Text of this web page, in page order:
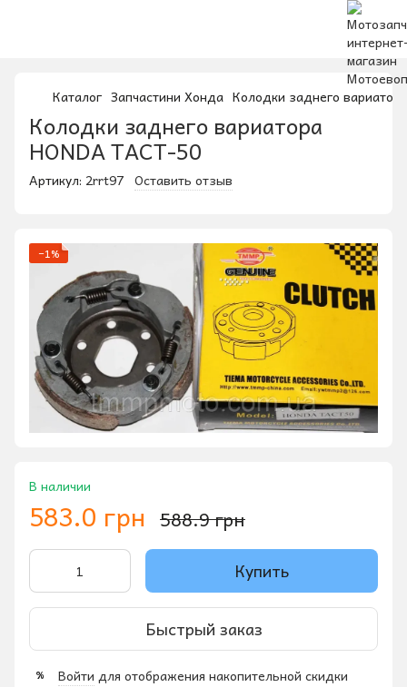
Каталог Запчастини Хонда Колодки заднего
Колодки заднего вариатора
HONDA TACT-50
Артикул: 2rrt97 Оставить отзыв
−1%
В наличии
583.0 грн 588.9 грн
Купить
Быстрый заказ
% Войти для отображения накопительной скидки